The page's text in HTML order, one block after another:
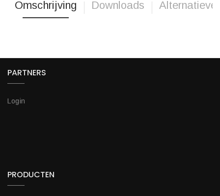
Omschrijving Downloads Alternatieve
PARTNERS
Login
PRODUCTEN